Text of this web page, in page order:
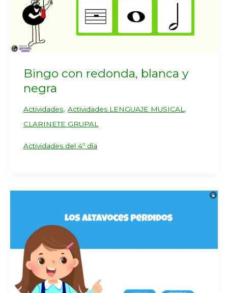
Bingo con redonda, blanca y
negra
Actividades, Actividades LENGUAJE MUSICAL ,
CLARINETE GRUPAL
Actividades del 4º día